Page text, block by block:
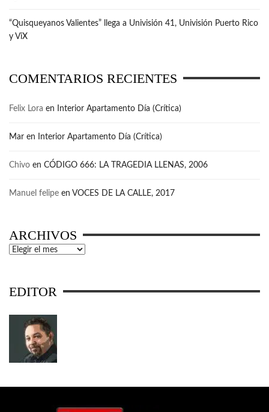
“Quisqueyanos Valientes” llega a Univisión 41, Univisión Puerto Rico
y ViX
COMENTARIOS RECIENTES
Felix Lora en Interior Apartamento Día (Crítica)
Mar en Interior Apartamento Día (Crítica)
Chivo en CÓDIGO 666: LA TRAGEDIA LLENAS, 2006
Manuel felipe en VOCES DE LA CALLE, 2017
ARCHIVOS
Archivos
EDITOR